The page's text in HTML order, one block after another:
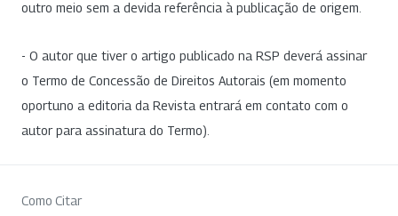
outro meio sem a devida referência à publicação de origem.
- O autor que tiver o artigo publicado na RSP deverá assinar
o Termo de Concessão de Direitos Autorais (em momento
oportuno a editoria da Revista entrará em contato com o
autor para assinatura do Termo).
Como Citar